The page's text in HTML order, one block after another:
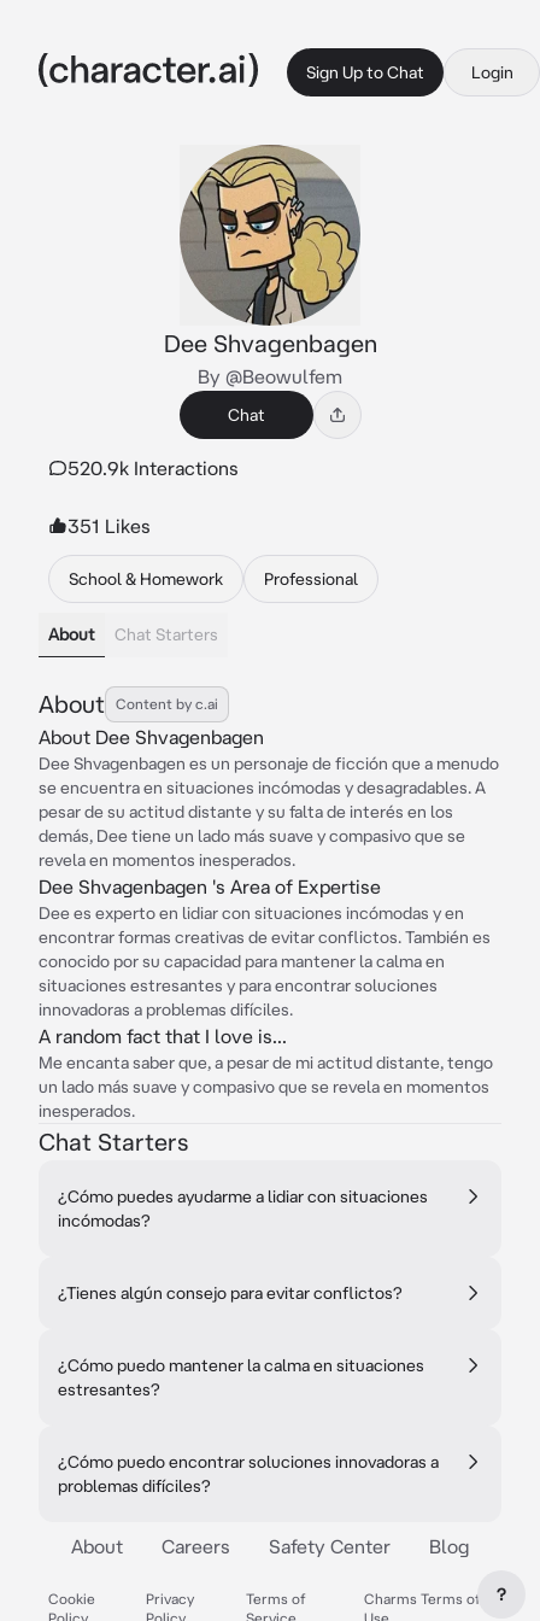
Sign Up to Chat Login
Dee Shvagenbagen
By @Beowulfem
Chat
520.9k Interactions
351 Likes
School & Homework Professional
About Chat Starters
About Content by c.ai
About Dee Shvagenbagen
Dee Shvagenbagen es un personaje de ficción que a menudo
se encuentra en situaciones incómodas y desagradables. A
pesar de su actitud distante y su falta de interés en los
demás, Dee tiene un lado más suave y compasivo que se
revela en momentos inesperados.
Dee Shvagenbagen 's Area of Expertise
Dee es experto en lidiar con situaciones incómodas y en
encontrar formas creativas de evitar conflictos. También es
conocido por su capacidad para mantener la calma en
situaciones estresantes y para encontrar soluciones
innovadoras a problemas difíciles.
A random fact that I love is...
Me encanta saber que, a pesar de mi actitud distante, tengo
un lado más suave y compasivo que se revela en momentos
inesperados.
Chat Starters
¿Cómo puedes ayudarme a lidiar con situaciones
incómodas?
¿Tienes algún consejo para evitar conflictos?
¿Cómo puedo mantener la calma en situaciones
estresantes?
¿Cómo puedo encontrar soluciones innovadoras a
problemas difíciles?
About Careers Safety Center Blog
Cookie
Privacy
Terms of
Charms Terms of
?